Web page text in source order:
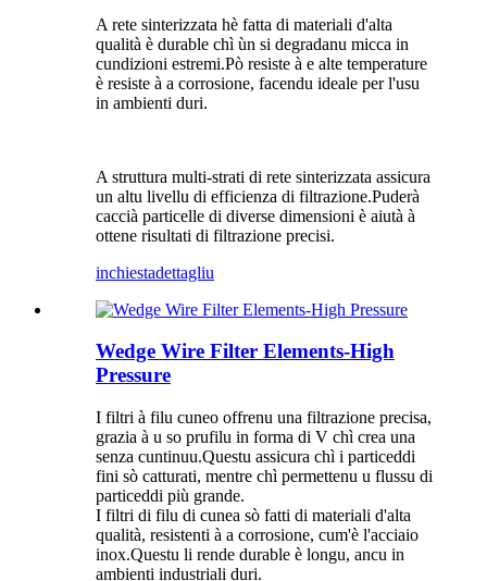
A rete sinterizzata hè fatta di materiali d'alta
qualità è durable chì ùn si degradanu micca in
cundizioni estremi.Pò resiste à e alte temperature
è resiste à a corrosione, facendu ideale per l'usu
in ambienti duri.
A struttura multi-strati di rete sinterizzata assicura
un altu livellu di efficienza di filtrazione.Puderà
caccià particelle di diverse dimensioni è aiutà à
ottene risultati di filtrazione precisi.
inchiestadettagliu
Wedge Wire Filter Elements-High
Pressure
I filtri à filu cuneo offrenu una filtrazione precisa,
grazia à u so prufilu in forma di V chì crea una
senza cuntinuu.Questu assicura chì i particeddi
fini sò catturati, mentre chì permettenu u flussu di
particeddi più grande.
I filtri di filu di cunea sò fatti di materiali d'alta
qualità, resistenti à a corrosione, cum'è l'acciaio
inox.Questu li rende durable è longu, ancu in
ambienti industriali duri.